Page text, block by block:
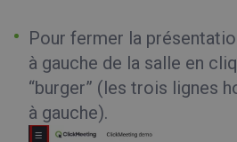
Pour fermer la
à gauche de la salle en
“burger” (les trois lignes
à gauche).